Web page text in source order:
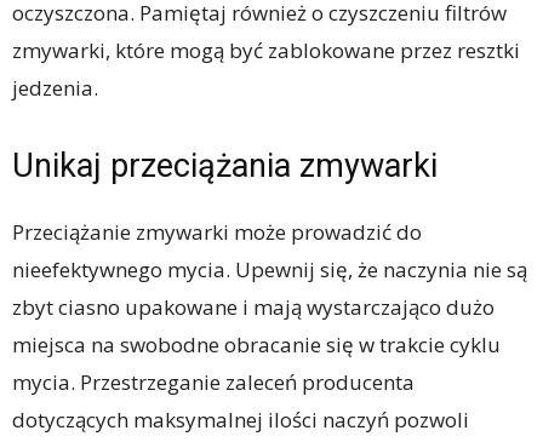
oczyszczona. Pamiętaj również o czyszczeniu filtrów
zmywarki, które mogą być zablokowane przez resztki
jedzenia.
Unikaj przeciążania zmywarki
Przeciążanie zmywarki może prowadzić do
nieefektywnego mycia. Upewnij się, że naczynia nie są
zbyt ciasno upakowane i mają wystarczająco dużo
miejsca na swobodne obracanie się w trakcie cyklu
mycia. Przestrzeganie zaleceń producenta
dotyczących maksymalnej ilości naczyń pozwoli